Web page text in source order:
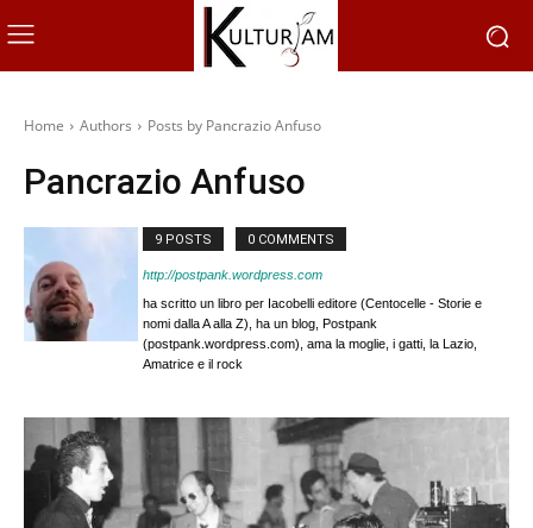
Home Authors Posts by Pancrazio Anfuso
Pancrazio Anfuso
9 POSTS 0 COMMENTS
http://postpank.wordpress.com
ha scritto un libro per Iacobelli editore (Centocelle - Storie e
nomi dalla A alla Z), ha un blog, Postpank
(postpank.wordpress.com), ama la moglie, i gatti, la Lazio,
Amatrice e il rock